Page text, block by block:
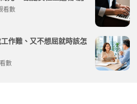
看數
作難、又不想屈就時該怎
數